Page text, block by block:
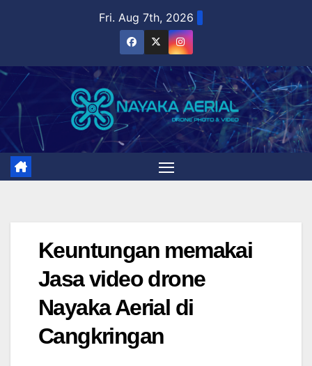
Fri. Aug 7th, 2026
Keuntungan memakai
Jasa video drone
Nayaka Aerial di
Cangkringan